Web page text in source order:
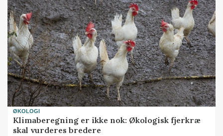
ØKOLOGI
Klimaberegning er ikke nok: Økologisk fjerkræ
skal vurderes bredere